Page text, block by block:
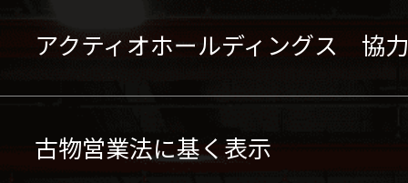
アクティオホールディングス 協
古物営業法に基く表示